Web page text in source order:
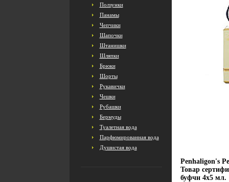
Ползунки
Панамы
Чепчики
Шапочки
Штанишки
Шляпки
Брюки
Шорты
Рукавички
Чешки
Рубашки
Бермуды
Туалетная вода
Парфюмированная вода
Душистая вода
Penhaligon's
Товар
буфчн 4х5 мл.